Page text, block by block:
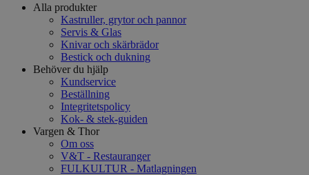
Alla produkter
Kastruller, grytor och pannor
Servis & Glas
Knivar och skärbrädor
Bestick och dukning
Behöver du hjälp
Kundservice
Beställning
Integritetspolicy
Kok- & stek-guiden
Vargen & Thor
Om oss
V&T - Restauranger
FULKULTUR - Matlagningen